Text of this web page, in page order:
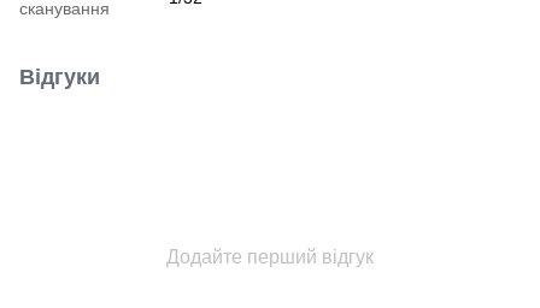
сканування
Відгуки
Додайте перший відгук